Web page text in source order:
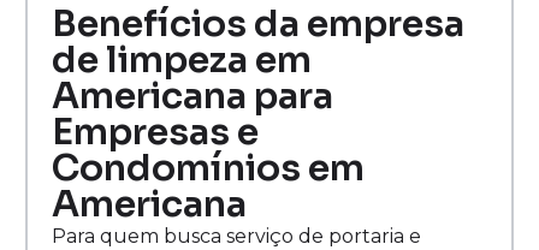
Benefícios da empresa
de limpeza em
Americana para
Empresas e
Condomínios em
Americana
Para quem busca serviço de portaria e